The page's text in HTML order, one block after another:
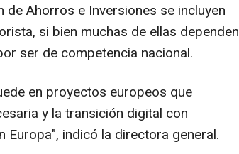
de Ahorros e Inversiones se incluyen
si bien muchas de ellas dependen
ser de competencia nacional.
en proyectos europeos que
y la transición digital con
indicó la directora general.